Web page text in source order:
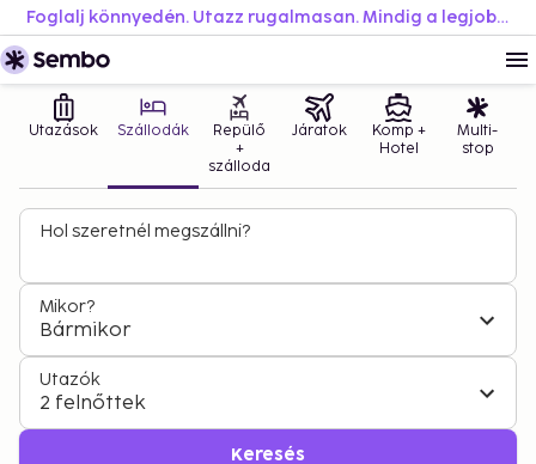
Foglalj könnyedén. Utazz rugalmasan. Mindig a legjobb áron.
Utazások Szállodák
Repülő
+
szálloda
Járatok
Komp +
Hotel
Multi-
stop
Hol szeretnél megszállni?
Mikor?
Bármikor
Utazók
2 felnőttek
Keresés